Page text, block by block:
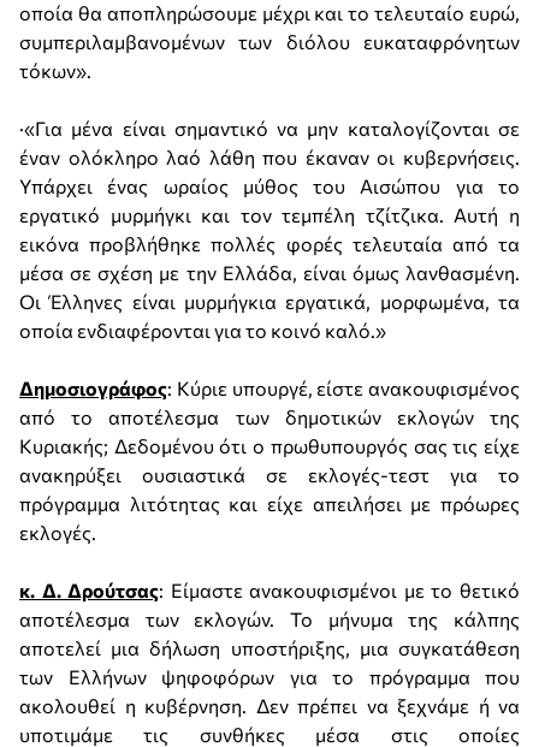
οποία θα αποπληρώσουμε μέχρι και το τελευταίο ευρώ,
συμπεριλαμβανομένων των διόλου ευκαταφρόνητων
τόκων».
·«Για μένα είναι σημαντικό να μην καταλογίζονται σε
έναν ολόκληρο λαό λάθη που έκαναν οι κυβερνήσεις.
Υπάρχει ένας ωραίος μύθος του Αισώπου για το
εργατικό μυρμήγκι και τον τεμπέλη τζίτζικα. Αυτή η
εικόνα προβλήθηκε πολλές φορές τελευταία από τα
μέσα σε σχέση με την Ελλάδα, είναι όμως λανθασμένη.
Οι Έλληνες είναι μυρμήγκια εργατικά, μορφωμένα, τα
οποία ενδιαφέρονται για το κοινό καλό.»
Δημοσιογράφος: Κύριε υπουργέ, είστε ανακουφισμένος
από το αποτέλεσμα των δημοτικών εκλογών της
Κυριακής; Δεδομένου ότι ο πρωθυπουργός σας τις είχε
ανακηρύξει ουσιαστικά σε εκλογές-τεστ για το
πρόγραμμα λιτότητας και είχε απειλήσει με πρόωρες
εκλογές.
κ. Δ. Δρούτσας: Είμαστε ανακουφισμένοι με το θετικό
αποτέλεσμα των εκλογών. Το μήνυμα της κάλπης
αποτελεί μια δήλωση υποστήριξης, μια συγκατάθεση
των Ελλήνων ψηφοφόρων για το πρόγραμμα που
ακολουθεί η κυβέρνηση. Δεν πρέπει να ξεχνάμε ή να
υποτιμάμε τις συνθήκες μέσα στις οποίες